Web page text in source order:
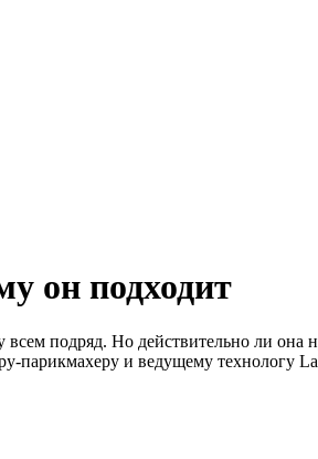
он подходит
подряд. Но действительно ли
парикмахеру и ведущему технологу